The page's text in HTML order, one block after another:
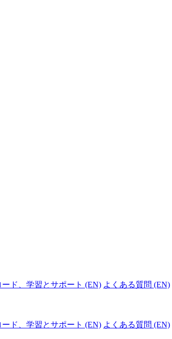
ード、学習とサポート (EN) よくある質問 (EN)
ード、学習とサポート (EN) よくある質問 (EN)